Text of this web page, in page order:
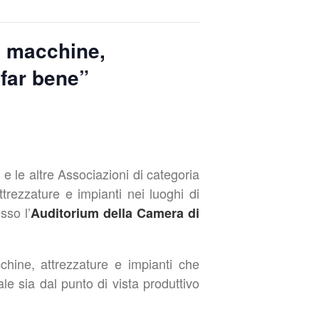
bene”
le altre Associazioni di categoria
e impianti nei luoghi di
l’Auditorium della Camera di
attrezzature e impianti che
sia dal punto di vista produttivo